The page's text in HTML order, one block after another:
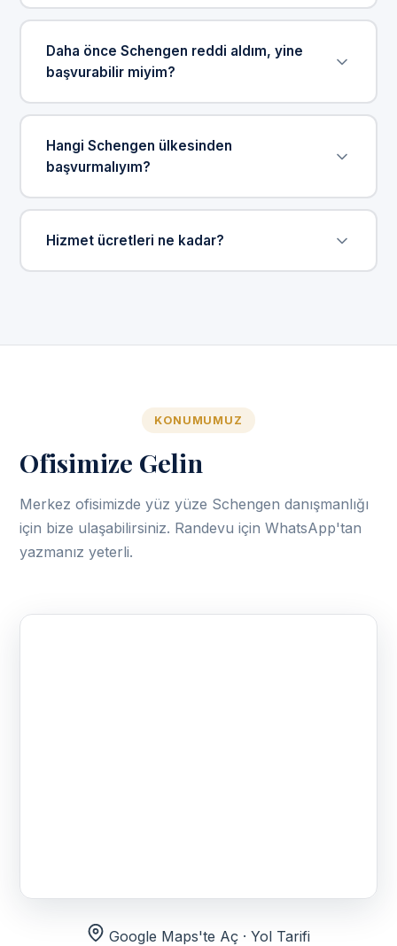
Temel belgeler arasında pasaport, biyometrik
fotoğraf, seyahat sağlık sigortası, otel
rezervasyonu, uçak rezervasyonu, banka hesap
belge listesini sizinle paylaşıyoruz.
Daha önce Schengen reddi aldım, yine
başvurabilir miyim?
Evet. Daha önce ret almış olmak yeni başvurunuzu
engellemez. Ekibimiz ret mektubundaki
gerekçeleri detaylıca inceler, eksiklikleri giderir ve
Hangi Schengen ülkesinden
başvurmalıyım?
Schengen kurallarına göre başvurunuzu,
seyahatinizde en uzun kaldığınız ülkenin
ülkede eşit süre kalacaksanız, ilk giriş yapacağınız
Hizmet ücretleri ne kadar?
görüşmemizde size net bir fiyat teklifi sunuyoruz.
KONUMUMUZ
Ofisimize Gelin
Merkez ofisimizde yüz yüze Schengen danışmanlığı
için bize ulaşabilirsiniz. Randevu için WhatsApp'tan
yazmanız yeterli.
Google Maps'te Aç · Yol Tarifi